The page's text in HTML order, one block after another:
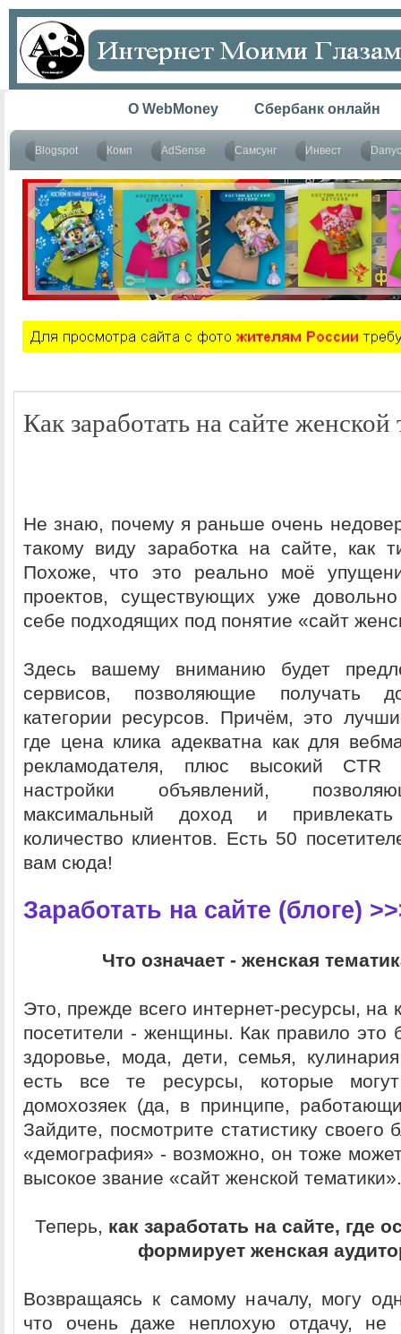
O WebMoney Сбербанк онлайн
Blogspot Комп AdSense Самсунг Инвест
Как заработать на сайте женской
Не знаю, почему я раньше очень
такому виду заработка на сайте, как
Похоже, что это реально моё
проектов, существующих уже
себе подходящих под понятие «сайт
Здесь вашему вниманию будет
сервисов, позволяющие получать
категории ресурсов. Причём, это
где цена клика адекватна как для
рекламодателя, плюс высокий CTR
настройки объявлений,
максимальный доход и
количество клиентов. Есть 50
вам сюда!
Заработать на сайте (блоге)
Что означает - женская
Это, прежде всего интернет-ресурсы, на
посетители - женщины. Как правило это
здоровье, мода, дети, семья,
есть все те ресурсы, которые могут
домохозяек (да, в принципе,
Зайдите, посмотрите статистику своего
«демография» - возможно, он тоже
высокое звание «сайт женской тематики».
Теперь, как заработать на сайте, где
формирует женская
Возвращаясь к самому началу, могу
что очень даже неплохую отдачу, не